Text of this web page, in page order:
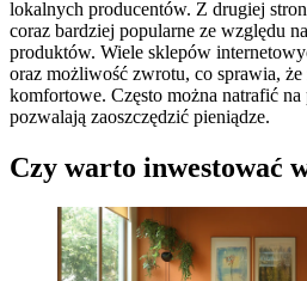
lokalnych producentów. Z drugiej
coraz bardziej popularne ze względu
produktów. Wiele sklepów
oraz możliwość zwrotu, co sprawia, że
komfortowe. Często można natrafić
pozwalają zaoszczędzić pieniądze.
Czy warto inwestować